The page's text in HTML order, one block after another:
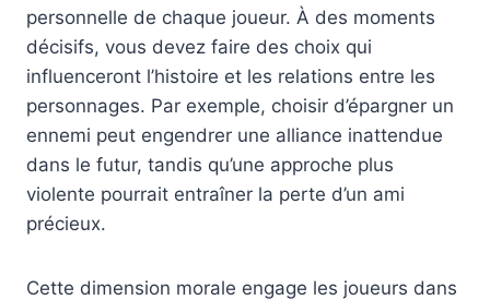
personnelle de chaque joueur. À des moments
décisifs, vous devez faire des choix qui
influenceront l’histoire et les relations entre les
personnages. Par exemple, choisir d’épargner un
ennemi peut engendrer une alliance inattendue
dans le futur, tandis qu’une approche plus
violente pourrait entraîner la perte d’un ami
précieux.
Cette dimension morale engage les joueurs dans